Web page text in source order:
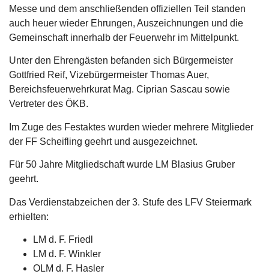
Messe und dem anschließenden offiziellen Teil standen
auch heuer wieder Ehrungen, Auszeichnungen und die
Gemeinschaft innerhalb der Feuerwehr im Mittelpunkt.
Unter den Ehrengästen befanden sich Bürgermeister
Gottfried Reif, Vizebürgermeister Thomas Auer,
Bereichsfeuerwehrkurat Mag. Ciprian Sascau sowie
Vertreter des ÖKB.
Im Zuge des Festaktes wurden wieder mehrere Mitglieder
der FF Scheifling geehrt und ausgezeichnet.
Für 50 Jahre Mitgliedschaft wurde LM Blasius Gruber
geehrt.
Das Verdienstabzeichen der 3. Stufe des LFV Steiermark
erhielten:
LM d. F. Friedl
LM d. F. Winkler
OLM d. F. Hasler